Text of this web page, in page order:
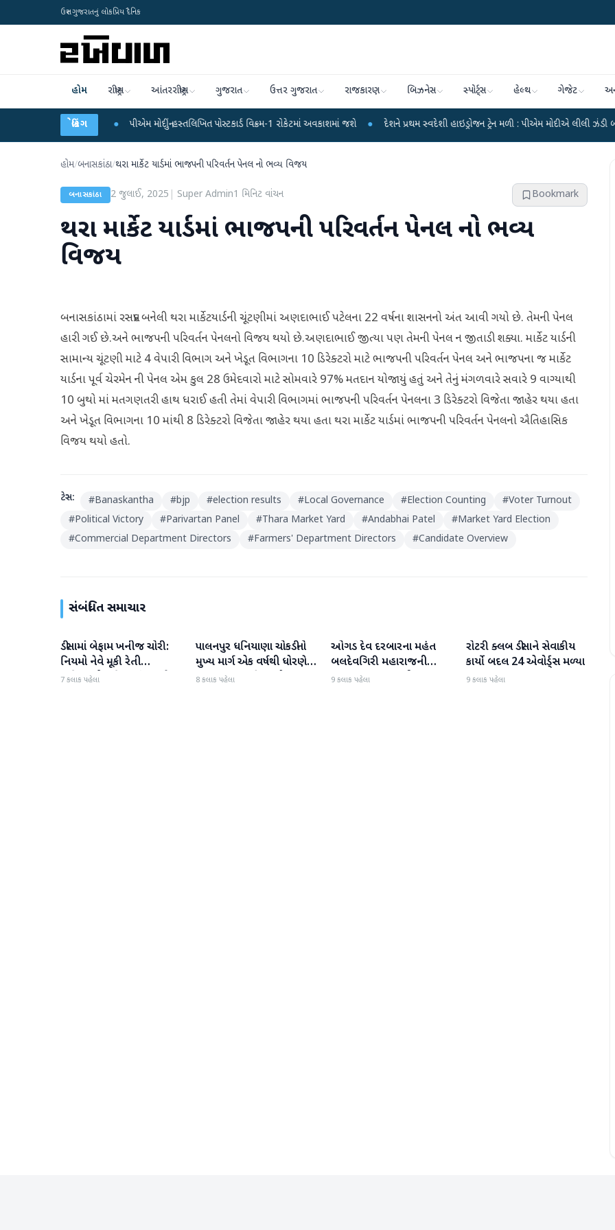
ઉત્તર ગુજરાતનું લોકપ્રિય દૈનિક
હોમ રાષ્ટ્રીય આંતરરાષ્ટ્રીય ગુજરાત ઉત્તર ગુજરાત રાજકારણ બિઝનેસ સ્પોર્ટ્સ હેલ્થ ગેજેટ
બ્રેકિંગ
પીએમ મોદીનું હસ્તલિખિત પોસ્ટકાર્ડ વિક્રમ-1 રોકેટમાં અવકાશમાં જશે ● દેશને પ્રથમ સ્વદેશી હાઇડ્રોજન ટ્રેન મળી : પીએમ મોદીએ લીલી ઝંડી બતાવી ●
હોમ/બનાસકાંઠા/થરા માર્કેટ યાર્ડમાં ભાજપની પરિવર્તન પેનલ નો ભવ્ય વિજય
બનાસકાંઠા 2 જુલાઈ, 2025 Super Admin1 મિનિટ વાંચન Bookmark
થરા માર્કેટ યાર્ડમાં ભાજપની પરિવર્તન પેનલ નો ભવ્ય
વિજય
બનાસકાંઠામાં રસપ્રદ બનેલી થરા માર્કેટયાર્ડની ચૂ઼ંટણીમાં અણદાભાઈ પટેલના 22 વર્ષના શાસનનો અંત આવી ગયો છે. તેમની પેનલ
હારી ગઈ છે.અને ભાજપની પરિવર્તન પેનલનો વિજય થયો છે.અણદાભાઈ જીત્યા પણ તેમની પેનલ ન જીતાડી શક્યા. માર્કેટ યાર્ડની
સામાન્ય ચૂંટણી માટે 4 વેપારી વિભાગ અને ખેડૂત વિભાગના 10 ડિરેક્ટરો માટે ભાજપની પરિવર્તન પેનલ અને ભાજપના જ માર્કેટ
યાર્ડના પૂર્વ ચેરમેન ની પેનલ એમ કુલ 28 ઉમેદવારો માટે સોમવારે 97% મતદાન યોજાયું હતું અને તેનું મંગળવારે સવારે 9 વાગ્યાથી
10 બુથો માં મતગણતરી હાથ ધરાઈ હતી તેમાં વેપારી વિભાગમાં ભાજપની પરિવર્તન પેનલના 3 ડિરેક્ટરો વિજેતા જાહેર થયા હતા
અને ખેડૂત વિભાગના 10 માંથી 8 ડિરેક્ટરો વિજેતા જાહેર થયા હતા થરા માર્કેટ યાર્ડમાં ભાજપની પરિવર્તન પેનલનો ઐતિહાસિક
વિજય થયો હતો.
ટેગ્સ: #Banaskantha #bjp #election results #Local Governance #Election Counting #Voter Turnout
#Political Victory #Parivartan Panel #Thara Market Yard #Andabhai Patel #Market Yard Election
#Commercial Department Directors #Farmers' Department Directors #Candidate Overview
સંબંધિત સમાચાર
બનાસકાંઠા
ડીસામાં બેફામ ખનીજ ચોરી:
નિયમો નેવે મૂકી રેતી
માફિયાઓ સક્રિય, તંત્ર સામે
7 કલાક પહેલા
બનાસકાંઠા
પાલનપુર ધનિયાણા ચોકડીનો
મુખ્ય માર્ગ એક વર્ષથી ધોરણે:
ગટરલાઇન પછી રસ્તો ન
8 કલાક પહેલા
બનાસકાંઠા
ઓગડ દેવ દરબારના મહંત
બલદેવગિરી મહારાજની
અટકાયત બાદ જામીન પર
9 કલાક પહેલા
બનાસકાંઠા
રોટરી ક્લબ ડીસાને સેવાકીય
કાર્યો બદલ 24 એવોર્ડ્સ મળ્યા
9 કલાક પહેલા